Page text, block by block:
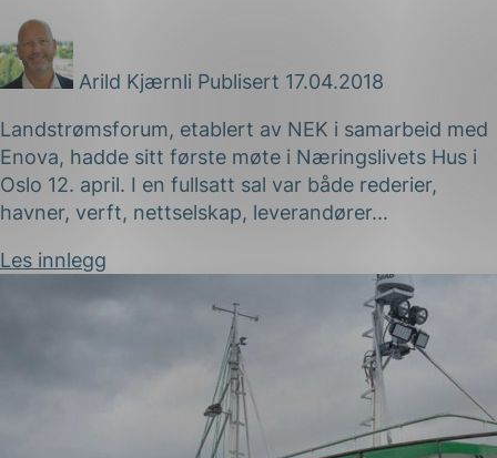
Arild Kjærnli Publisert 17.04.2018
Landstrømsforum, etablert av NEK i samarbeid med
Enova, hadde sitt første møte i Næringslivets Hus i
Oslo 12. april. I en fullsatt sal var både rederier,
havner, verft, nettselskap, leverandører...
Les innlegg